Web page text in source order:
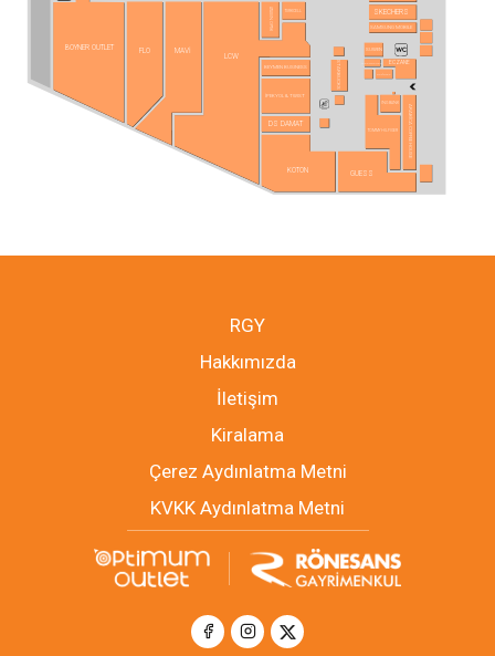
ARABİCA COFFEE HOUSE
ATASUN OPTİK
BEYMEN BUSINESS
BOYNER OUTLET
DS DAMAT
ECZANE
FLO
GUESS
ING BANK
İPEKYOL & TWIST
KOTON
LCW
MAVİ
SAMSUNG MOBILE
SKECHERS
STARBUCKS
SUWEN
TOMMY HILFIGER
TURKCELL
YVES ROCHER
RGY
Hakkımızda
İletişim
Kiralama
Çerez Aydınlatma Metni
KVKK Aydınlatma Metni